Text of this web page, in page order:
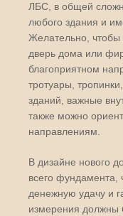
ЛБС, в общей
любого здания и
Желательно, чтобы
дверь дома или
благоприятном
тротуары,
зданий, важные
также можно
направлениям.
В дизайне нового
всего фундамента,
денежную удачу и
измерения должны